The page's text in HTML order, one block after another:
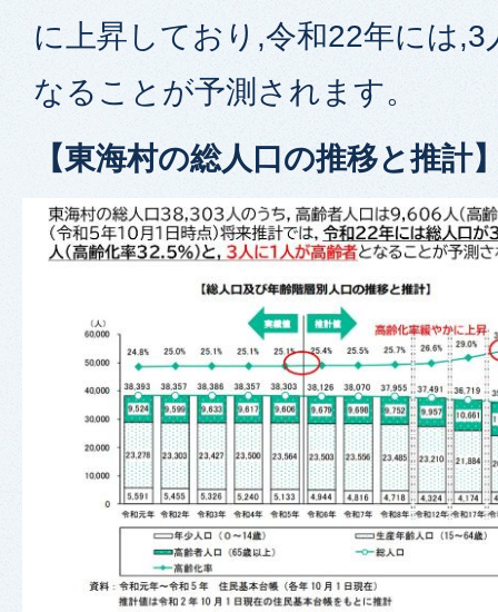
に上昇しており,令和22年には,3
なることが予測されます。
【東海村の総人口の推移と推計